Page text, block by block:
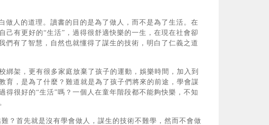
人的道理。讀書的目的是為了做人，而不是為了生活。在
有更好的“生活”，過得很舒適快樂的一生，在現在社會卻
們有了智慧，自然也就懂得了謀生的技術，明白了仁義之道
架，更有很多家庭放棄了孩子的運動，娛樂時間，加入到
育，是為了什麼？難道就是為了孩子們將來的前途，學會謀
很好的“生活”嗎？一個人在童年階段都不能夠快樂，不知
？首先就是沒有學會做人，謀生的技術不難學，然而不會做